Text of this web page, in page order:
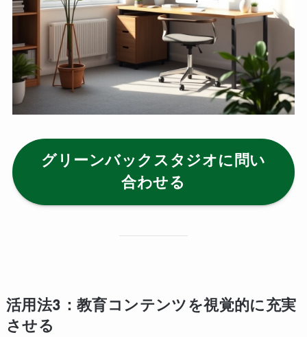
グリーンバックスタジオに問い
合わせる
活用法3：教育コンテンツを視覚的に充実
させる